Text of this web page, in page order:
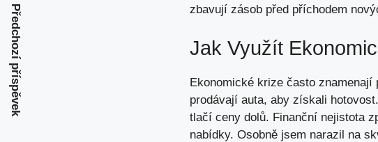
zbavují zásob před příchodem
Jak Využít
Ekonomické krize často
prodávají auta, aby získali
tlačí ceny dolů. Finanční nejistota
nabídky. Osobně jsem narazil na
Předchozí příspěvek